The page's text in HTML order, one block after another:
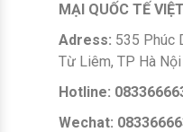
MẠI QUỐC TẾ
Adress: 535 Phúc
Từ Liêm, TP Hà Nội
Hotline:
Wechat: